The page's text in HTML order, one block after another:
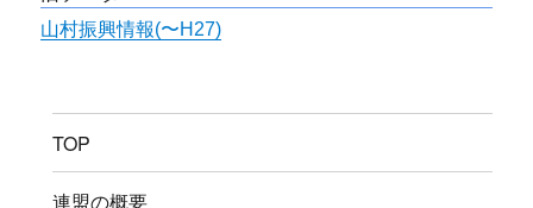
山村振興情報(〜H27)
TOP
連盟の概要